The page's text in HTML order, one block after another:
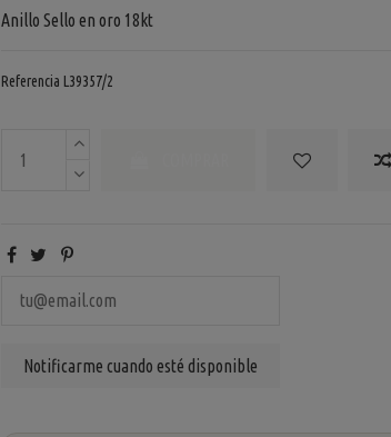
Anillo Sello en oro 18kt
Referencia L39357/2